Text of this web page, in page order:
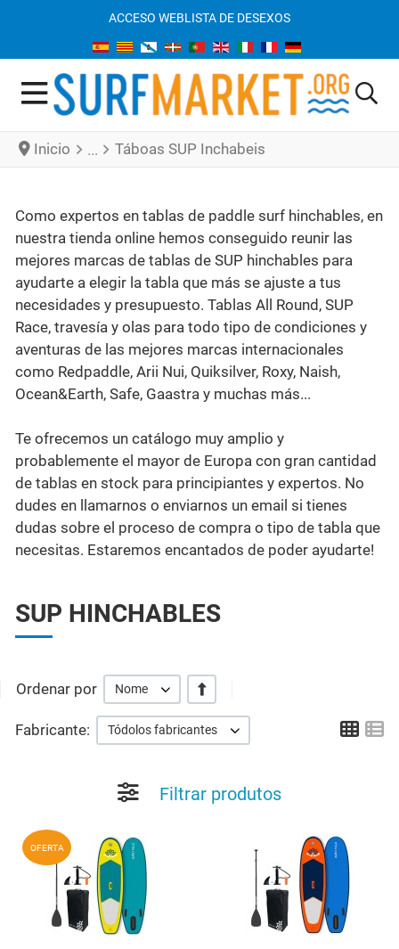
ACCESO WEBLISTA DE DESEXOS
Inicio Táboas SUP Inchabeis
Como expertos en tablas de paddle surf hinchables, en
nuestra tienda online hemos conseguido reunir las
mejores marcas de tablas de SUP hinchables para
ayudarte a elegir la tabla que más se ajuste a tus
necesidades y presupuesto. Tablas All Round, SUP
Race, travesía y olas para todo tipo de condiciones y
aventuras de las mejores marcas internacionales
como Redpaddle, Arii Nui, Quiksilver, Roxy, Naish,
Ocean&Earth, Safe, Gaastra y muchas más...
Te ofrecemos un catálogo muy amplio y
probablemente el mayor de Europa con gran cantidad
de tablas en stock para principiantes y expertos. No
dudes en llamarnos o enviarnos un email si tienes
dudas sobre el proceso de compra o tipo de tabla que
necesitas. Estaremos encantados de poder ayudarte!
SUP HINCHABLES
Ordenar por Nome +/-
Fabricante: Tódolos fabricantes Grid
Filtrar produtos
OFERTA
Quick View